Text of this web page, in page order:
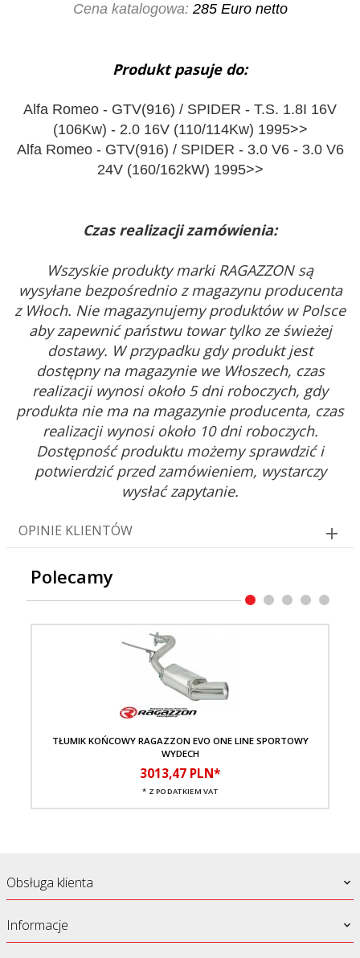
Cena katalogowa: 285 Euro netto
Produkt pasuje do:
Alfa Romeo - GTV(916) / SPIDER - T.S. 1.8I 16V
(106Kw) - 2.0 16V (110/114Kw) 1995>>
Alfa Romeo - GTV(916) / SPIDER - 3.0 V6 - 3.0 V6
24V (160/162kW) 1995>>
Czas realizacji zamówienia:
Wszyskie produkty marki RAGAZZON są
wysyłane bezpośrednio z magazynu producenta
z Włoch. Nie magazynujemy produktów w Polsce
aby zapewnić państwu towar tylko ze świeżej
dostawy. W przypadku gdy produkt jest
dostępny na magazynie we Włoszech, czas
realizacji wynosi około 5 dni roboczych, gdy
produkta nie ma na magazynie producenta, czas
realizacji wynosi około 10 dni roboczych.
Dostępność produktu możemy sprawdzić i
potwierdzić przed zamówieniem, wystarczy
wysłać zapytanie.
OPINIE KLIENTÓW
Polecamy
TŁUMIK KOŃCOWY RAGAZZON EVO ONE LINE SPORTOWY
WYDECH
3013,47 PLN*
* Z PODATKIEM VAT
Obsługa klienta
Informacje